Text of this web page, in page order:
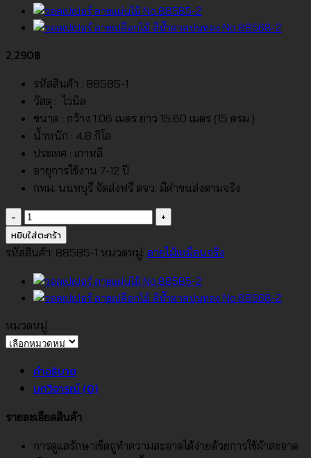
2,290฿
รหัสสินค้า : 88585-1
วัสดุ : ไวนิล
ขนาด : กว้าง 1.06 เมตร ยาว 15.60 เมตร (15 ตรม.)
น้ำหนัก : 4.8 กิโล
ประเทศ : เกาหลี
อายุการใช้งาน 7-12 ปี
กทม. นนทบุรี จัดส่งฟรี ตจว. มีค่าขนส่งตามจริง
จำนวน
วอลเปเปอร์
ลาย
ไม้
No.88585-
1
ชิ้น
หยิบใส่ตะกร้า
รหัสสินค้า: 88585-1 หมวดหมู่: ลายไม้เหมือนจริง
หมวดหมู่
หมวด
คำอธิบาย
บทวิจารณ์ (0)
รายละเอียดสินค้า
การดูแลรักษาเช็ดถูทำความสะอาดได้ง่ายด้วยการใช้ผ้าสะอาด